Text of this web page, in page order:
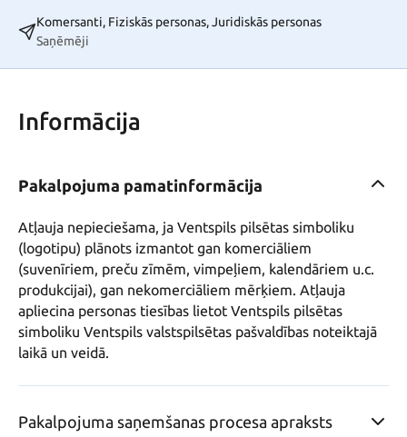
Komersanti, Fiziskās personas, Juridiskās personas
Saņēmēji
Informācija
Pakalpojuma pamatinformācija
Atļauja nepieciešama, ja Ventspils pilsētas simboliku
(logotipu) plānots izmantot gan komerciāliem
(suvenīriem, preču zīmēm, vimpeļiem, kalendāriem u.c.
produkcijai), gan nekomerciāliem mērķiem. Atļauja
apliecina personas tiesības lietot Ventspils pilsētas
simboliku Ventspils valstspilsētas pašvaldības noteiktajā
laikā un veidā.
Pakalpojuma saņemšanas procesa apraksts